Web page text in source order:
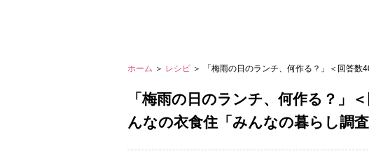
ホーム ＞ レシピ ＞ 「梅雨の日のランチ、何作る？」＜回答数
「梅雨の日のランチ、何作る？」
んなの衣食住「みんなの暮らし調